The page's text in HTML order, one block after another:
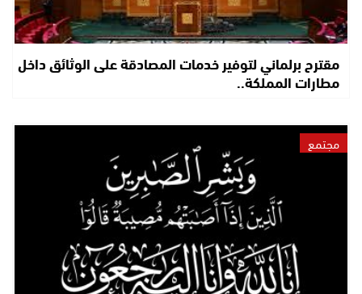
مقترح برلماني لتوفير خدمات المصادقة على الوثائق داخل
مطارات المملكة..
مجتمع